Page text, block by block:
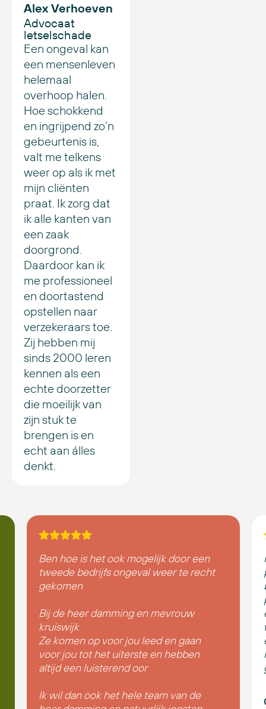
Alex Verhoeven
Advocaat
letselschade
Een ongeval kan
een mensenleven
helemaal
overhoop halen.
Hoe schokkend
en ingrijpend zo’n
gebeurtenis is,
valt me telkens
weer op als ik met
mijn cliënten
praat. Ik zorg dat
ik alle kanten van
een zaak
doorgrond.
Daardoor kan ik
me professioneel
en doortastend
opstellen naar
verzekeraars toe.
Zij hebben mij
sinds 2000 leren
kennen als een
echte doorzetter
die moeilijk van
zijn stuk te
brengen is en
echt aan álles
denkt.
Ben hoe is het ook mogelijk door een
tweede bedrijfs ongeval weer te recht
gekomen
Bij de heer damming en mevrouw
kruiswijk
Ze komen op voor jou leed en gaan
voor jou tot het uiterste en hebben
altijd een luisterend oor
Ik wil dan ook het hele team van de